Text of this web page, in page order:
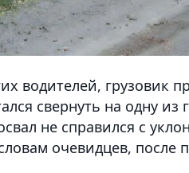
водителей, грузовик
свернуть на одну
не справился с
очевидцев, после